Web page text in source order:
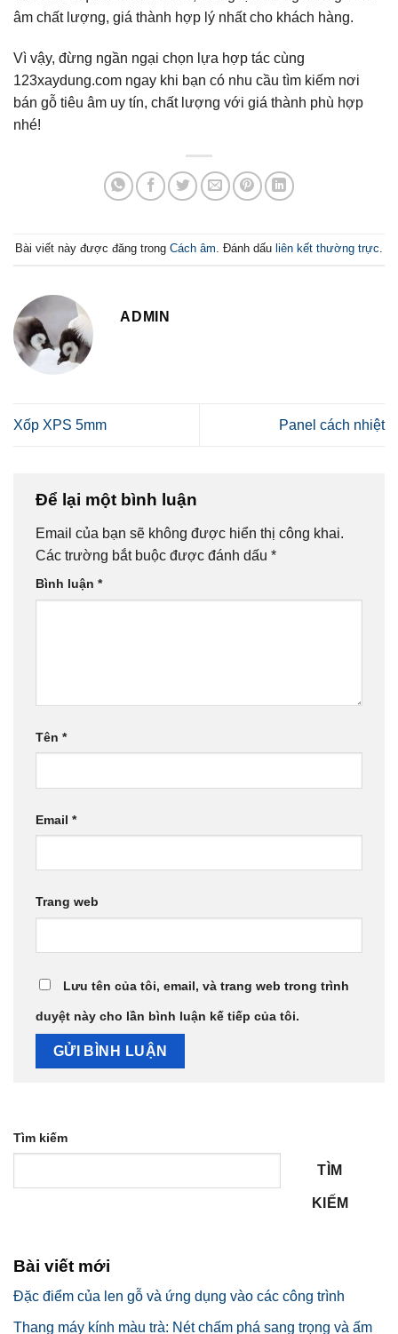
âm chất lượng, giá thành hợp lý nhất cho khách hàng.
Vì vậy, đừng ngần ngại chọn lựa hợp tác cùng
123xaydung.com ngay khi bạn có nhu cầu tìm kiếm nơi
bán gỗ tiêu âm uy tín, chất lượng với giá thành phù hợp
nhé!
Bài viết này được đăng trong Cách âm. Đánh dấu liên kết thường trực.
ADMIN
Xốp XPS 5mm Panel cách nhiệt
Để lại một bình luận
Email của bạn sẽ không được hiển thị công khai.
Các trường bắt buộc được đánh dấu *
Bình luận *
Tên *
Email *
Trang web
Lưu tên của tôi, email, và trang web trong trình
duyệt này cho lần bình luận kế tiếp của tôi.
Tìm kiếm
TÌM
KIẾM
Bài viết mới
Đặc điểm của len gỗ và ứng dụng vào các công trình
Thang máy kính màu trà: Nét chấm phá sang trọng và ấm